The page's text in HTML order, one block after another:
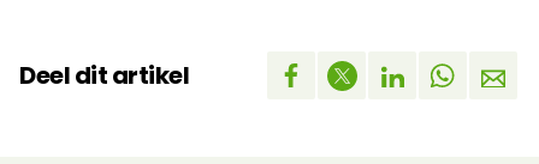
Deel dit artikel